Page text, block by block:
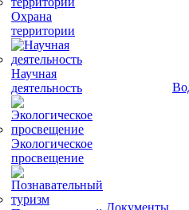
Охрана
территории
Научная
деятельность
Экологическое
просвещение
Документы